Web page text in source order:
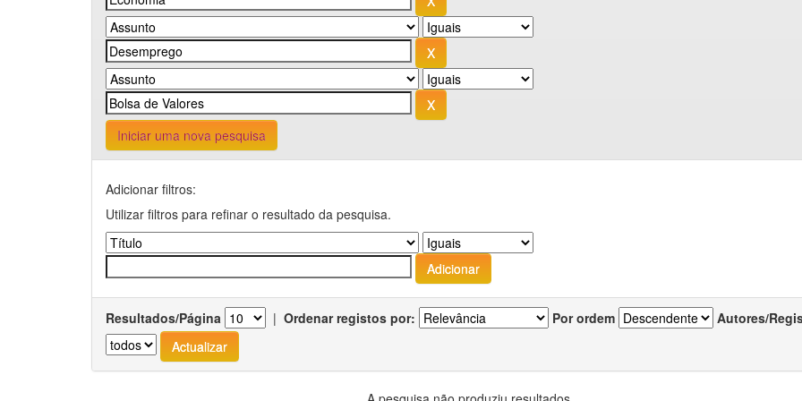
Iniciar uma nova pesquisa
Adicionar filtros:
Utilizar filtros para refinar o resultado da pesquisa.
Resultados/Página | Ordenar registos por: Por ordem Autores/